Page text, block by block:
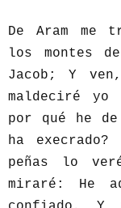
De Aram me
los montes
Jacob; Y
maldeciré
por qué he
ha
peñas lo
miraré: He